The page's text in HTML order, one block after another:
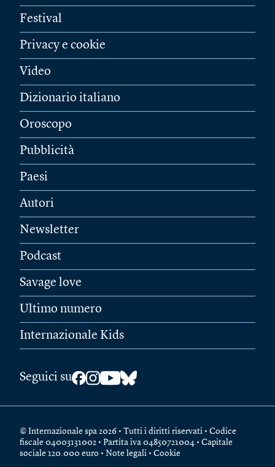
Festival
Privacy e cookie
Video
Dizionario italiano
Oroscopo
Pubblicità
Paesi
Autori
Newsletter
Podcast
Savage love
Ultimo numero
Internazionale Kids
Seguici su
© Internazionale spa 2026 • Tutti i diritti riservati • Codice
fiscale 04003131002 • Partita iva 04850721004 • Capitale
sociale 120.000 euro • Note legali • Cookie